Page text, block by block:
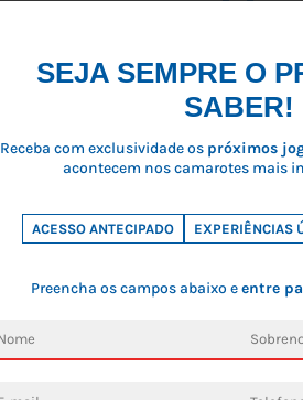
SEJA SEMPRE O
SABER!
Receba com exclusividade os próximos
acontecem nos camarotes mais
ACESSO ANTECIPADO EXPERIÊNCIAS
Preencha os campos abaixo eentre